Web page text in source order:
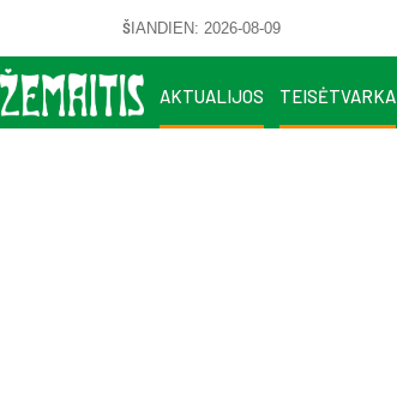
ŠIANDIEN: 2026-08-09
AKTUALIJOS TEISĖTVARKA